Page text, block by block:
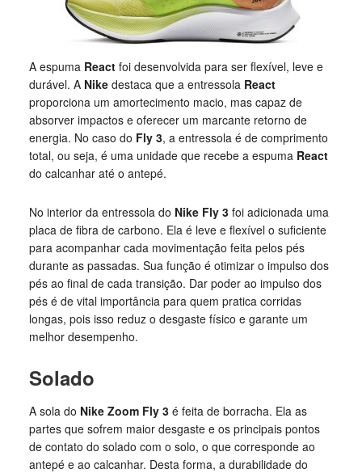
A espuma React foi desenvolvida para ser flexível, leve e
durável. A Nike destaca que a entressola React
proporciona um amortecimento macio, mas capaz de
absorver impactos e oferecer um marcante retorno de
energia. No caso do Fly 3, a entressola é de comprimento
total, ou seja, é uma unidade que recebe a espuma React
do calcanhar até o antepé.
No interior da entressola do Nike Fly 3foi adicionada uma
placa de fibra de carbono. Ela é leve e flexível o suficiente
para acompanhar cada movimentação feita pelos pés
durante as passadas. Sua função é otimizar o impulso dos
pés ao final de cada transição. Dar poder ao impulso dos
pés é de vital importância para quem pratica corridas
longas, pois isso reduz o desgaste físico e garante um
melhor desempenho.
Solado
A sola do Nike Zoom Fly 3 é feita de borracha. Ela as
partes que sofrem maior desgaste e os principais pontos
de contato do solado com o solo, o que corresponde ao
antepé e ao calcanhar. Desta forma, a durabilidade do